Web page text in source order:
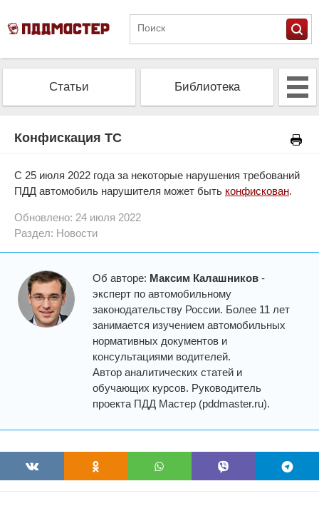
Статьи Библиотека
Альманах
Проверить штрафы Калькулятор ОСАГО
Конфискация ТС
С 25 июля 2022 года за некоторые нарушения требований
ПДД автомобиль нарушителя может быть конфискован.
Обновлено: 24 июля 2022
Раздел: Новости
Об авторе: Максим Калашников -
эксперт по автомобильному
законодательству России. Более 11 лет
занимается изучением автомобильных
нормативных документов и
консультациями водителей.
Автор аналитических статей и
обучающих курсов. Руководитель
проекта ПДД Мастер (pddmaster.ru).